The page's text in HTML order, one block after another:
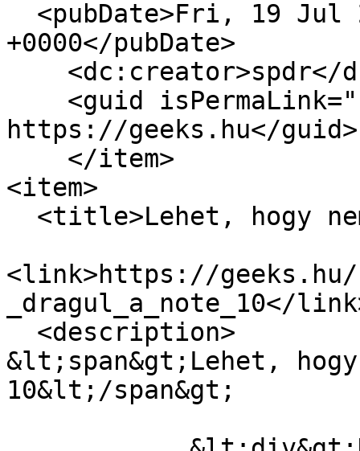
+0000</pubDate>
https://geeks.hu</guid>
<item>
<link>https://geeks.hu/
_dragul_a_note_10</
&lt;span&gt;Lehet,
10&lt;/span&gt;